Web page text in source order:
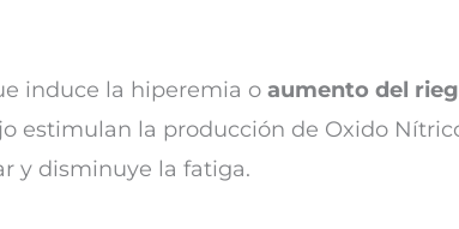
induce la hiperemia o aumento del
estimulan la producción de Oxido
y disminuye la fatiga.